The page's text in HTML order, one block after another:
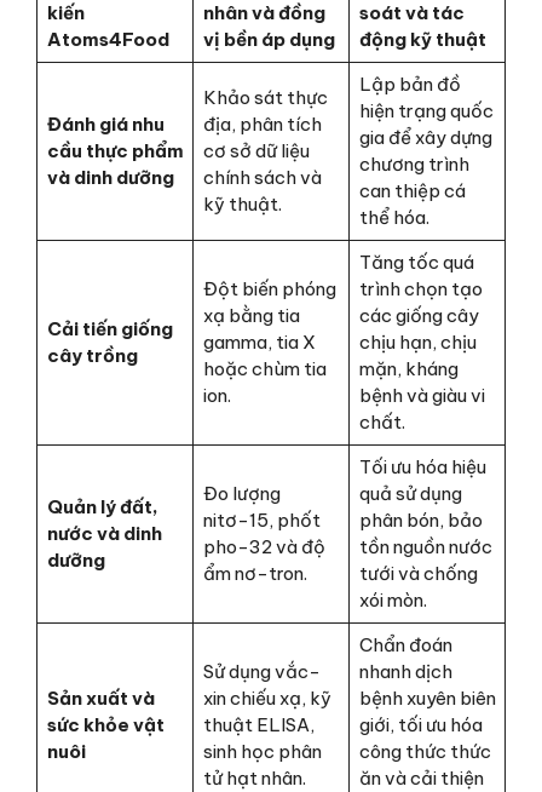
kiến
Atoms4Food
nhân và đồng
vị bền áp dụng
soát và tác
động kỹ thuật
Đánh giá nhu
cầu thực phẩm
và dinh dưỡng
Khảo sát thực
địa, phân tích
cơ sở dữ liệu
chính sách và
kỹ thuật.
Lập bản đồ
hiện trạng quốc
gia để xây dựng
chương trình
can thiệp cá
thể hóa.
Cải tiến giống
cây trồng
Đột biến phóng
xạ bằng tia
gamma, tia X
hoặc chùm tia
ion.
Tăng tốc quá
trình chọn tạo
các giống cây
chịu hạn, chịu
mặn, kháng
bệnh và giàu vi
chất.
Quản lý đất,
nước và dinh
dưỡng
Đo lượng
nitơ-15, phốt
pho-32 và độ
ẩm nơ-tron.
Tối ưu hóa hiệu
quả sử dụng
phân bón, bảo
tồn nguồn nước
tưới và chống
xói mòn.
Sản xuất và
sức khỏe vật
nuôi
Sử dụng vắc-
xin chiếu xạ, kỹ
thuật ELISA,
sinh học phân
tử hạt nhân.
Chẩn đoán
nhanh dịch
bệnh xuyên biên
giới, tối ưu hóa
công thức thức
ăn và cải thiện